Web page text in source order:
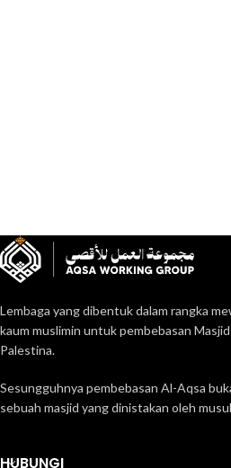
Lembaga yang dibentuk dalam rangka
kaum muslimin untuk pembebasan
Palestina.
Sesungguhnya pembebasan Al-Aqsa
sebuah masjid yang dinistakan oleh
HUBUNGI